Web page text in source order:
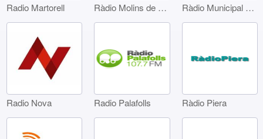
Radio Martorell Ràdio Molins de Rei Ràdio Municipal de Terrassa
Radio Nova Radio Palafolls Ràdio Piera